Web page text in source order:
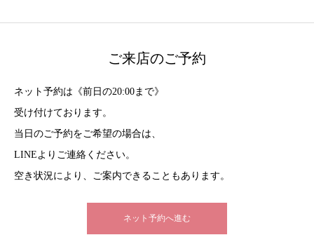
ご来店のご予約
ネット予約は《前日の20:00まで》
受け付けております。
当日のご予約をご希望の場合は、
LINEよりご連絡ください。
空き状況により、ご案内できることもあります。
ネット予約へ進む